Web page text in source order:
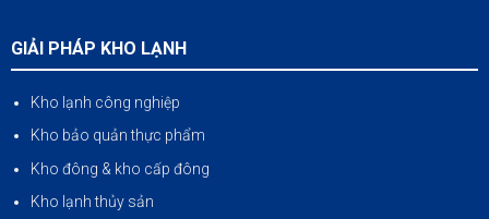
GIẢI PHÁP KHO LẠNH
Kho lạnh công nghiệp
Kho bảo quản thực phẩm
Kho đông & kho cấp đông
Kho lạnh thủy sản